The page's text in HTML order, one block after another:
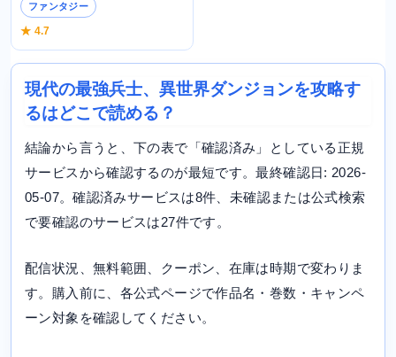
ファンタジー
★ 4.7
現代の最強兵士、異世界ダンジョンを攻略す
るはどこで読める？
結論から言うと、下の表で「確認済み」としている正規
サービスから確認するのが最短です。最終確認日: 2026-
05-07。確認済みサービスは8件、未確認または公式検索
で要確認のサービスは27件です。
配信状況、無料範囲、クーポン、在庫は時期で変わりま
す。購入前に、各公式ページで作品名・巻数・キャンペ
ーン対象を確認してください。